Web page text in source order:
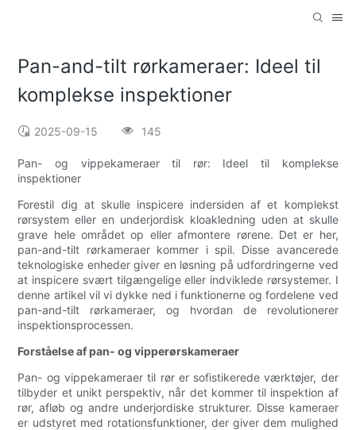
Pan-and-tilt rørkameraer: Ideel til
komplekse inspektioner
2025-09-15 145
Pan- og vippekameraer til rør: Ideel til komplekse
inspektioner
Forestil dig at skulle inspicere indersiden af ​​et komplekst
rørsystem eller en underjordisk kloakledning uden at skulle
grave hele området op eller afmontere rørene. Det er her,
pan-and-tilt rørkameraer kommer i spil. Disse avancerede
teknologiske enheder giver en løsning på udfordringerne ved
at inspicere svært tilgængelige eller indviklede rørsystemer. I
denne artikel vil vi dykke ned i funktionerne og fordelene ved
pan-and-tilt rørkameraer, og hvordan de revolutionerer
inspektionsprocessen.
Forståelse af pan- og vipperørskameraer
Pan- og vippekameraer til rør er sofistikerede værktøjer, der
tilbyder et unikt perspektiv, når det kommer til inspektion af
rør, afløb og andre underjordiske strukturer. Disse kameraer
er udstyret med rotationsfunktioner, der giver dem mulighed